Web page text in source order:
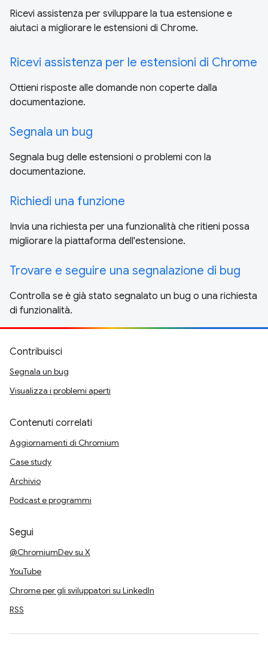
Ricevi assistenza per sviluppare la tua estensione e
aiutaci a migliorare le estensioni di Chrome.
Ricevi assistenza per le estensioni di Chrome
Ottieni risposte alle domande non coperte dalla
documentazione.
Segnala un bug
Segnala bug delle estensioni o problemi con la
documentazione.
Richiedi una funzione
Invia una richiesta per una funzionalità che ritieni possa
migliorare la piattaforma dell'estensione.
Trovare e seguire una segnalazione di bug
Controlla se è già stato segnalato un bug o una richiesta
di funzionalità.
Contribuisci
Segnala un bug
Visualizza i problemi aperti
Contenuti correlati
Aggiornamenti di Chromium
Case study
Archivio
Podcast e programmi
Segui
@ChromiumDev su X
YouTube
Chrome per gli sviluppatori su LinkedIn
RSS